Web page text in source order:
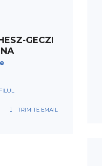
GECZI
TRIMITE EMAIL